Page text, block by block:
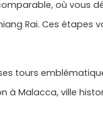
où vous
Rai. Ces étapes
tours
Malacca, ville